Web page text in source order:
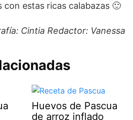
estas ricas calabazas 🙂
Cintia Redactor: Vanessa
Huevos de Pascua
de arroz inflado